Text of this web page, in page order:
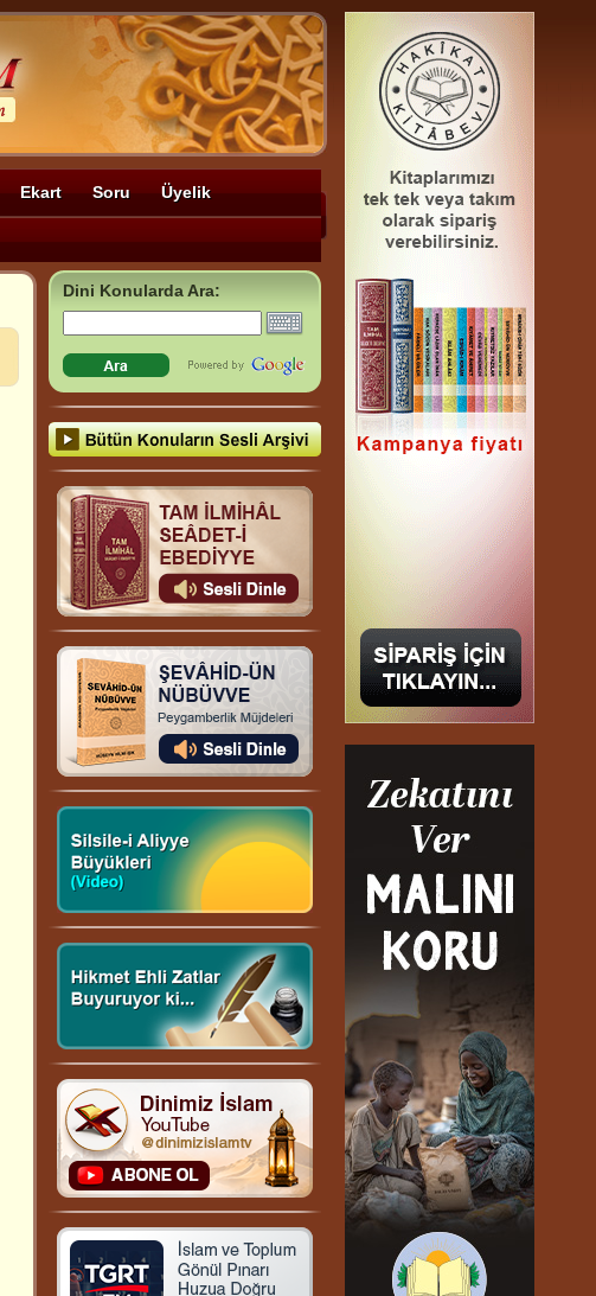
Ekart Soru Üyelik
Dini Konularda Ara: